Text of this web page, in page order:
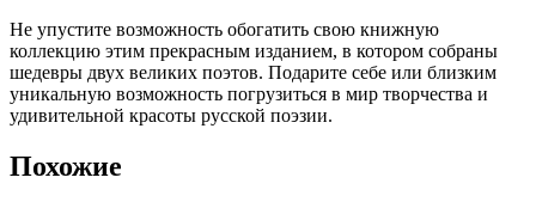
Не упустите возможность обогатить свою книжную
коллекцию этим прекрасным изданием, в котором собраны
шедевры двух великих поэтов. Подарите себе или близким
уникальную возможность погрузиться в мир творчества и
удивительной красоты русской поэзии.
Похожие